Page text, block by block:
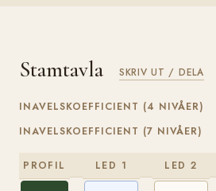
Stamtavla SKRIV UT / DELA
INAVELSKOEFFICIENT (4 NIVÅER)
INAVELSKOEFFICIENT (7 NIVÅER)
PROFIL LED 1 LED 2